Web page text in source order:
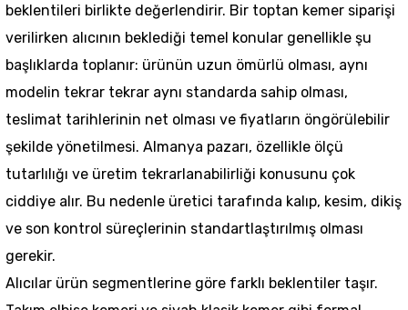
beklentileri birlikte değerlendirir. Bir toptan kemer siparişi
verilirken alıcının beklediği temel konular genellikle şu
başlıklarda toplanır: ürünün uzun ömürlü olması, aynı
modelin tekrar tekrar aynı standarda sahip olması,
teslimat tarihlerinin net olması ve fiyatların öngörülebilir
şekilde yönetilmesi. Almanya pazarı, özellikle ölçü
tutarlılığı ve üretim tekrarlanabilirliği konusunu çok
ciddiye alır. Bu nedenle üretici tarafında kalıp, kesim, dikiş
ve son kontrol süreçlerinin standartlaştırılmış olması
gerekir.
Alıcılar ürün segmentlerine göre farklı beklentiler taşır.